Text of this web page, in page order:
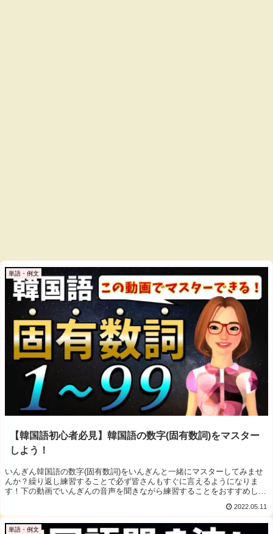
単語・例文
【韓国語初心者必見】韓国語の数字(固有数詞)をマスター
しよう！
いんぎん韓国語の数字(固有数詞)をいんぎんと一緒にマスターしてみませ
んか？繰り返し練習することで必ず皆さんもすぐに言えるようになりま
す！下の動画でいんぎんの音声を聞きながら練習することをおすすめしま
2022.05.11
単語・例文